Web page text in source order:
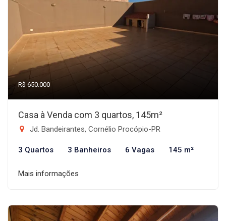
R$ 650.000
Casa à Venda com 3 quartos, 145m²
Jd. Bandeirantes, Cornélio Procópio-PR
3 Quartos 3 Banheiros 6 Vagas 145 m²
Mais informações